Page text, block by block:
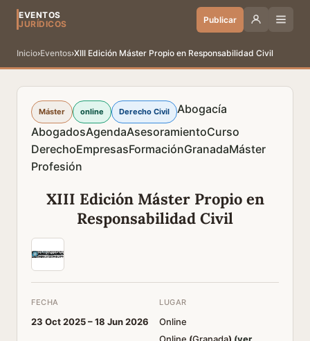
EVENTOS
JURÍDICOS
Publicar
Inicio›Eventos›XIII Edición Máster Propio en Responsabilidad Civil
Máster online Derecho Civil
Abogacía
AbogadosAgendaAsesoramientoCurso
DerechoEmpresasFormaciónGranadaMáster
Profesión
XIII Edición Máster Propio en
Responsabilidad Civil
FECHA
23 Oct 2025 –18 Jun 2026
LUGAR
Online